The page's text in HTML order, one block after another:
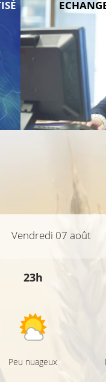
26°C
Vendredi 07 août
23h
Peu nuageux